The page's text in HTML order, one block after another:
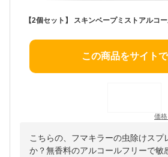
この商品をサイト
価
こちらの、フマキラーの虫除けスプ
か？無香料のアルコールフリーで敏